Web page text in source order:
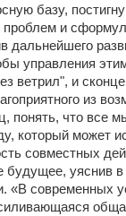
базу,
и
дальнейшего
управления
ветрил", и
из
понять, что все
который может
совместных
будущее, уяснив
«В современных